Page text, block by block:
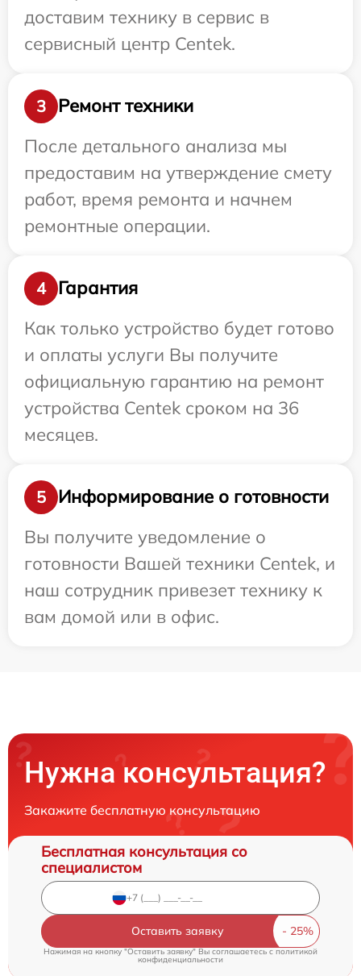
доставим технику в сервис в
сервисный центр Centek.
3
Ремонт техники
После детального анализа мы
предоставим на утверждение смету
работ, время ремонта и начнем
ремонтные операции.
4
Гарантия
Как только устройство будет готово
и оплаты услуги Вы получите
официальную гарантию на ремонт
устройства Centek сроком на 36
месяцев.
5
Информирование о готовности
Вы получите уведомление о
готовности Вашей техники Centek, и
наш сотрудник привезет технику к
вам домой или в офис.
Нужна консультация?
Закажите бесплатную консультацию
Бесплатная консультация со
специалистом
Оставить заявку
Нажимая на кнопку "Оставить заявку" Вы соглашаетесь cполитикой
конфиденциальности